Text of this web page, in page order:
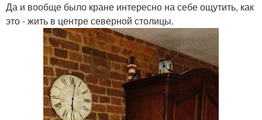
Да и вообще было кране интересно на себе ощутить, как
это - жить в центре северной столицы.